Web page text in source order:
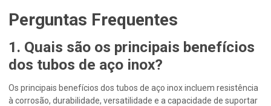
Perguntas Frequentes
1. Quais são os principais benefícios
dos tubos de aço inox?
Os principais benefícios dos tubos de aço inox incluem resistência
à corrosão, durabilidade, versatilidade e a capacidade de suportar